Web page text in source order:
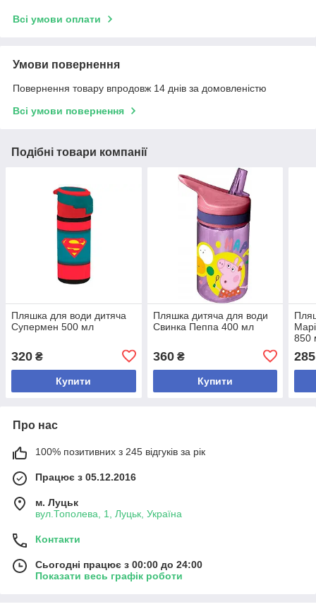
Всі умови оплати
Умови повернення
Повернення товару впродовж 14 днів за домовленістю
Всі умови повернення
Подібні товари компанії
Пляшка для води дитяча
Супермен 500 мл
320 ₴
Купити
Пляшка дитяча для води
Свинка Пеппа 400 мл
360₴
Купити
850
285
Про нас
100% позитивних з 245 відгуків за рік
Працює з 05.12.2016
м. Луцьк
вул.Тополева, 1, Луцьк, Україна
Контакти
Сьогодні працює з 00:00 до 24:00
Показати весь графік роботи